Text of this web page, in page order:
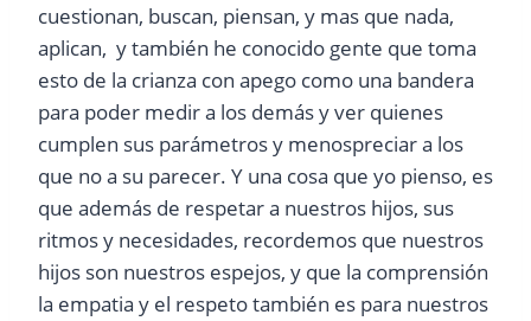
cuestionan, buscan, piensan, y mas que nada,
aplican, y también he conocido gente que toma
esto de la crianza con apego como una bandera
para poder medir a los demás y ver quienes
cumplen sus parámetros y menospreciar a los
que no a su parecer. Y una cosa que yo pienso, es
que además de respetar a nuestros hijos, sus
ritmos y necesidades, recordemos que nuestros
hijos son nuestros espejos, y que la comprensión
la empatia y el respeto también es para nuestros